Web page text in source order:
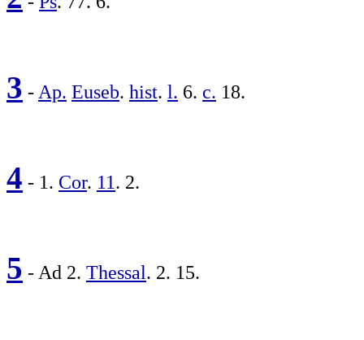
3 - Ap. Euseb. hist. l. 6. c. 18.
4 - 1. Cor. 11. 2.
5 - Ad 2. Thessal. 2. 15.